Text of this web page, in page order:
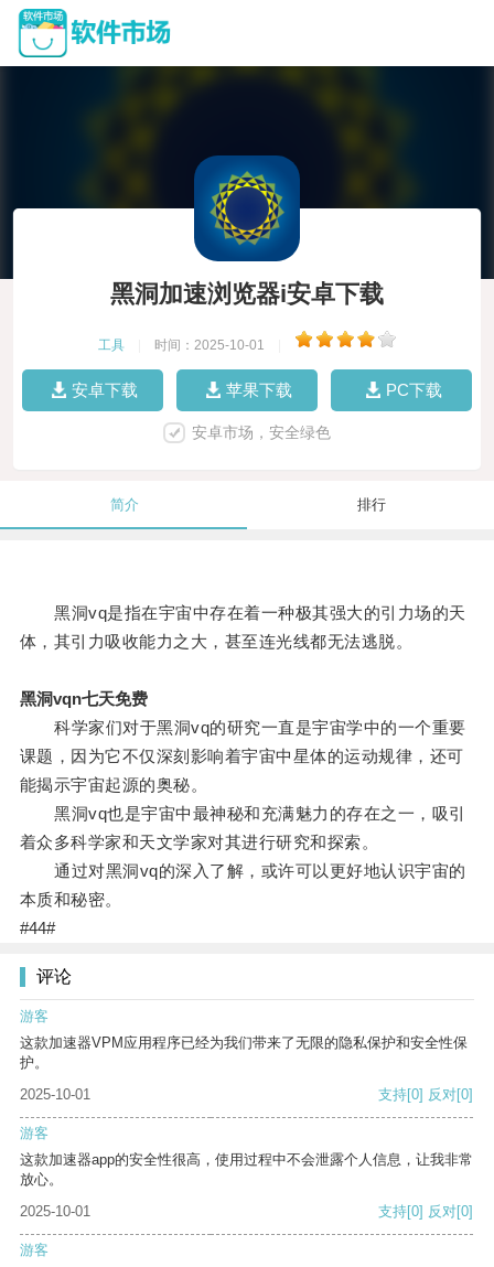
黑洞加速浏览器i安卓下载
工具 时间：2025-10-01
安卓下载 苹果下载 PC下载
安卓市场，安全绿色
简介 排行
黑洞vq是指在宇宙中存在着一种极其强大的引力场的天
体，其引力吸收能力之大，甚至连光线都无法逃脱。
黑洞vqn七天免费
科学家们对于黑洞vq的研究一直是宇宙学中的一个重要
课题，因为它不仅深刻影响着宇宙中星体的运动规律，还可
能揭示宇宙起源的奥秘。
黑洞vq也是宇宙中最神秘和充满魅力的存在之一，吸引
着众多科学家和天文学家对其进行研究和探索。
通过对黑洞vq的深入了解，或许可以更好地认识宇宙的
本质和秘密。
#44#
评论
游客
这款加速器VPM应用程序已经为我们带来了无限的隐私保护和安全性保
护。
2025-10-01
支持[0] 反对[0]
游客
这款加速器app的安全性很高，使用过程中不会泄露个人信息，让我非常
放心。
2025-10-01
支持[0] 反对[0]
游客